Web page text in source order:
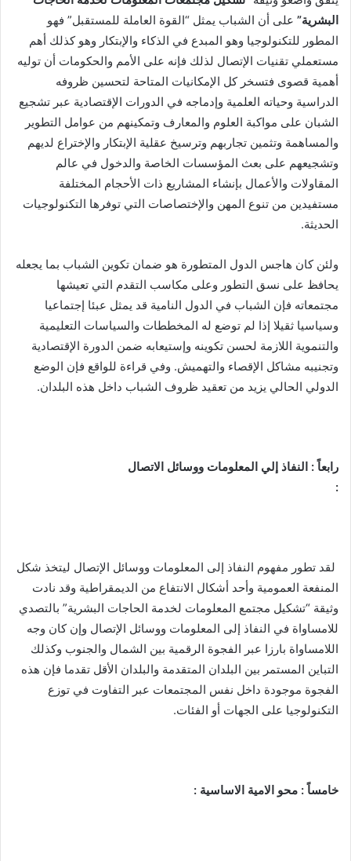
البشرية” على أن الشباب يمثل “القوة العاملة للمستقبل” فهو
المطور للتكنولوجيا وهو المبدع في الذكاء والإبتكار وهو كذلك أهم
مستعملي تقنيات الإتصال لذلك فإنه على الأمم والحكومات أن توليه
أهمية قصوى فتسخر كل الإمكانيات المتاحة لتحسين ظروفه
الدراسية وحياته العلمية وإدماجه في الدورات الإقتصادية عبر تشجيع
الشبان على مواكبة العلوم والمعارف وتمكينهم من عوامل التطوير
والمساهمة وتثمين تجاربهم وترسيخ عقلية الإبتكار والإختراع لديهم
وتشجيعهم على بعث المؤسسات الخاصة والدخول في عالم
المقاولات والأعمال بإنشاء المشاريع ذات الأحجام المختلفة
مستفيدين من تنوع المهن والإختصاصات التي توفرها التكنولوجيات
الحديثة.
ولئن كان هاجس الدول المتطورة هو ضمان تكوين الشباب بما يجعله
يحافظ على نسق التطور وعلى مكاسب التقدم التي تعيشها
مجتمعاته فإن الشباب في الدول النامية قد يمثل عبئا إجتماعيا
وسياسيا ثقيلا إذا لم توضع له المخططات والسياسات التعليمية
والتنموية اللازمة لحسن تكوينه وإستيعابه ضمن الدورة الإقتصادية
وتجنيبه مشاكل الإقصاء والتهميش. وفي قراءة للواقع فإن الوضع
الدولي الحالي يزيد من تعقيد ظروف الشباب داخل هذه البلدان.
رابعاً : النفاذ إلي المعلومات ووسائل الاتصال
:
لقد تطور مفهوم النفاذ إلى المعلومات ووسائل الإتصال ليتخذ شكل
المنفعة العمومية وأحد أشكال الانتفاع من الديمقراطية وقد نادت
وثيقة “تشكيل مجتمع المعلومات لخدمة الحاجات البشرية” بالتصدي
للامساواة في النفاذ إلى المعلومات ووسائل الإتصال وإن كان وجه
اللامساواة بارزا عبر الفجوة الرقمية بين الشمال والجنوب وكذلك
التباين المستمر بين البلدان المتقدمة والبلدان الأقل تقدما فإن هذه
الفجوة موجودة داخل نفس المجتمعات عبر التفاوت في توزع
التكنولوجيا على الجهات أو الفئات.
خامساً : محو الامية الاساسية :